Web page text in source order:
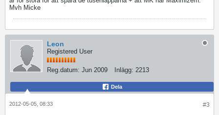
Mvh Micke
Leon
Registered User
Reg.datum: Jun 2009 Inlägg: 2213
Dela
#3
2012-05-05, 08:33